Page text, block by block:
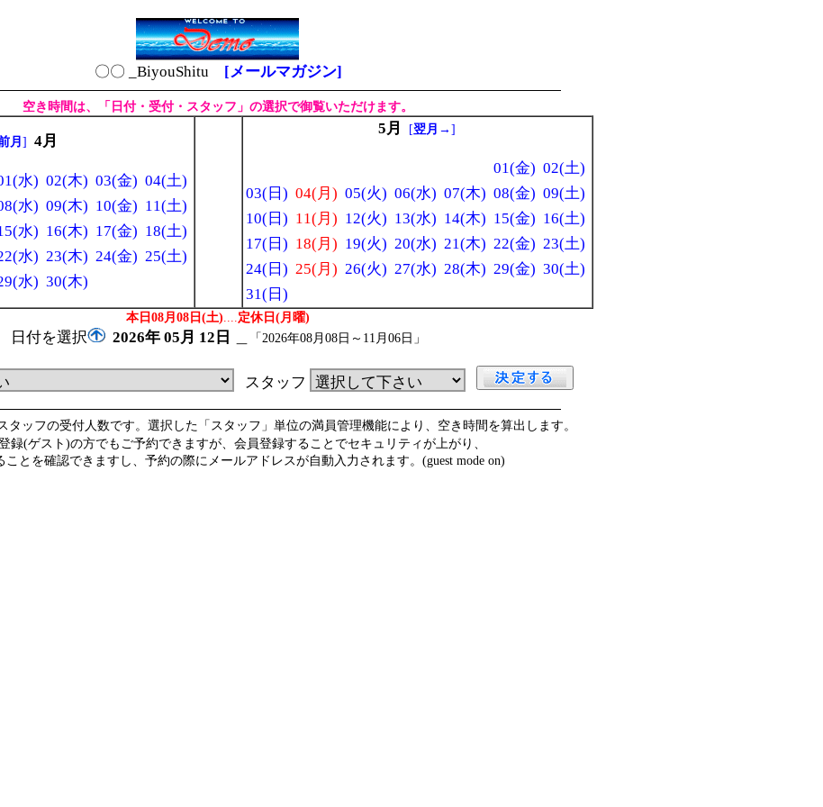
〇〇 _BiyouShitu [メールマガジン]
空き時間は、「日付・受付・スタッフ」の選択で御覧いただけます。
月 ] 4月
水) 02(木) 03(金) 04(土)
水) 09(木) 10(金) 11(土)
水) 16(木) 17(金) 18(土)
水) 23(木) 24(金) 25(土)
水) 30(木)
5月 [翌月→]
01(金) 02(土)
03(日) 04(月) 05(火) 06(水) 07(木) 08(金) 09(土)
10(日) 11(月) 12(火) 13(水) 14(木) 15(金) 16(土)
17(日) 18(月) 19(火) 20(水) 21(木) 22(金) 23(土)
24(日) 25(月) 26(火) 27(水) 28(木) 29(金) 30(土)
31(日)
本日08月08日(土)....定休日(月曜)
日付を選択 2026年 05月 12日 「2026年08月08日～11月06日」
スタッフ
ッフの受付人数です。選択した「スタッフ」単位の満員管理機能により、空き時間を算出します。
録(ゲスト)の方でもご予約できますが、会員登録することでセキュリティが上がり、
ことを確認できますし、予約の際にメールアドレスが自動入力されます。(guest mode on)